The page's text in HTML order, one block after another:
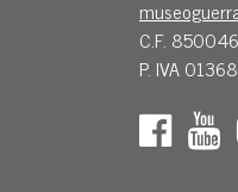
C.F.
P. IVA